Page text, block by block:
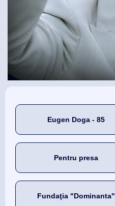
Eugen Doga - 85
Pentru presa
Fundaţia "Dominanta"